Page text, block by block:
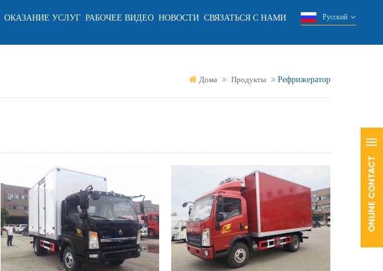
ОКАЗАНИЕ УСЛУГ РАБОЧЕЕ ВИДЕО НОВОСТИ СВЯЗАТЬСЯ С НАМИ Русский
Дома Продукты Рефрижератор